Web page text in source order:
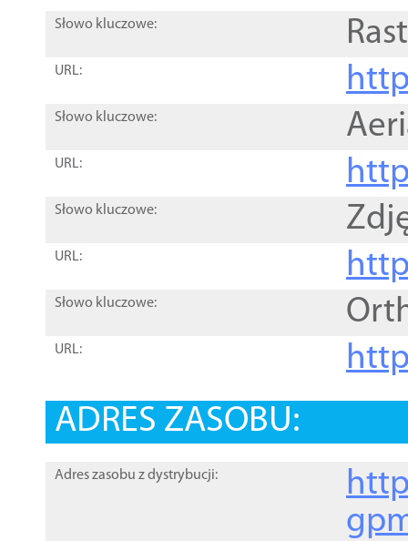
Słowo kluczowe:
URL:
Słowo kluczowe:
URL:
Słowo kluczowe:
URL:
Słowo kluczowe:
URL:
ADRES ZASOBU:
Adres zasobu z dystrybucji: